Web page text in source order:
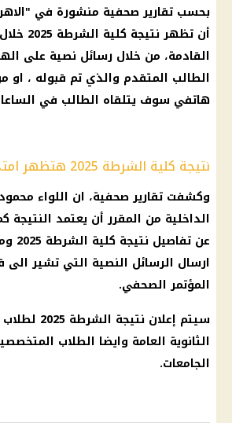
بحسب تقارير صحفية منشورة في
أن تظهر
القادمة، من خلال رسائل نصية على
الطالب المتقدم والذي تم قبوله ، او
هاتفي سوف يتلقاه الطالب في
نتيجة كلية الشرطة 2025 هتظهر امتى؟
وكشفت تقارير صحفية، ان اللواء
الداخلية من المقرر أن يعتمد
عن
ارسال الرسائل النصية التي تشير
المؤتمر الصحفي.
سيتم إعلان
الثانوية العامة وايضا الطلاب
الجامعات.